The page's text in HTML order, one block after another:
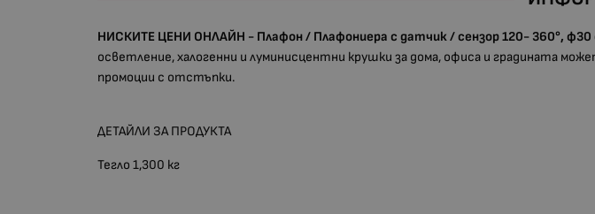
НИСКИТЕ ЦЕНИ ОНЛАЙН - Плафон / Плафониера с датчик / сензор 120- 360°, ф30
осветление, халогенни и луминисцентни крушки за дома, офиса и градината
промоции с отстъпки.
ДЕТАЙЛИ ЗА ПРОДУКТА
Тегло 1,300 кг